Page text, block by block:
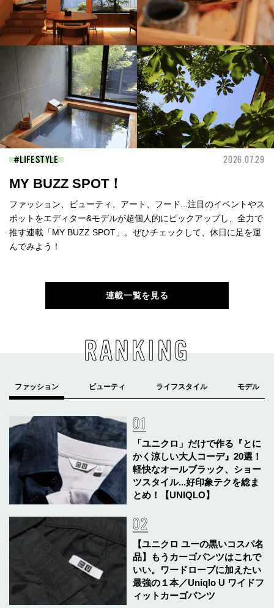
LIFESTYLE 2026.07.29
MY BUZZ SPOT！
ファッション、ビューティ、アート、フード...注目のイベントやス
ポットをエディター&モデルが超個人的にピックアップし、全力で
推す連載「MY BUZZ SPOT」。ぜひチェックして、休日に足を運
んでみよう！
連載一覧を見る
RANKING
「ユニクロ」だけで作る『とに
かく涼しい大人コーデ』20選！
軽快なオールブラック、ショー
ツスタイル...好印象テクを総ま
とめ！【UNIQLO】
【ユニクロ ユーの黒いコスパ名
品】もうカーゴパンツはこれで
いい。ワードローブに加えたい
最強の１本／Uniqlo U ワイドフ
ィットカーゴパンツ